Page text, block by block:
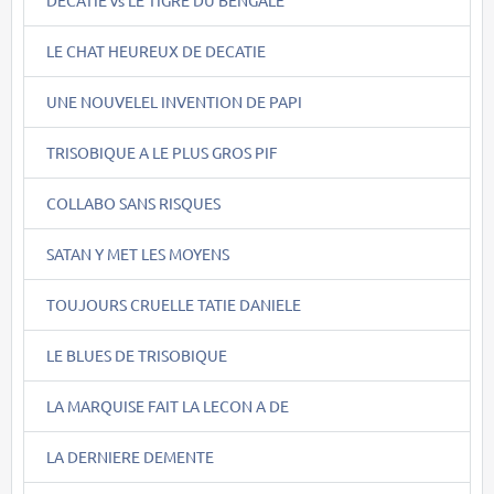
LE CHAT HEUREUX DE DECATIE
UNE NOUVELEL INVENTION DE PAPI
TRISOBIQUE A LE PLUS GROS PIF
COLLABO SANS RISQUES
SATAN Y MET LES MOYENS
TOUJOURS CRUELLE TATIE DANIELE
LE BLUES DE TRISOBIQUE
LA MARQUISE FAIT LA LECON A DE
LA DERNIERE DEMENTE